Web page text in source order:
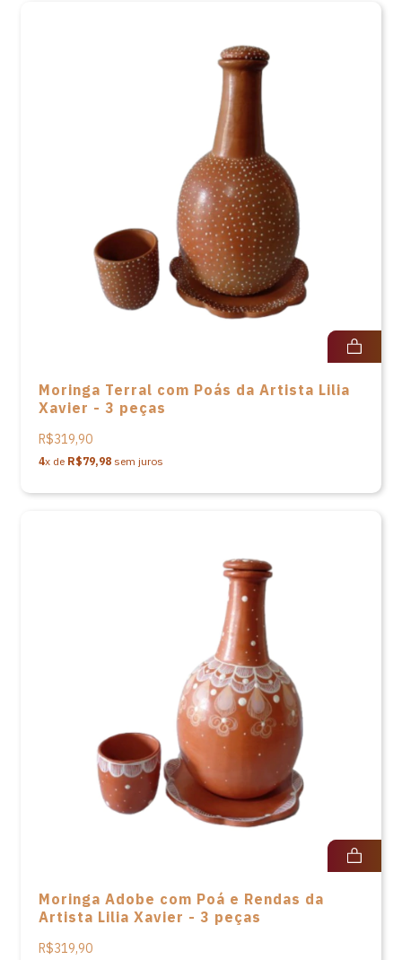
Moringa Terral com Poás da Artista Lilia
Xavier - 3 peças
R$319,90
4x de R$79,98 sem juros
Moringa Adobe com Poá e Rendas da
Artista Lilia Xavier - 3 peças
R$319,90